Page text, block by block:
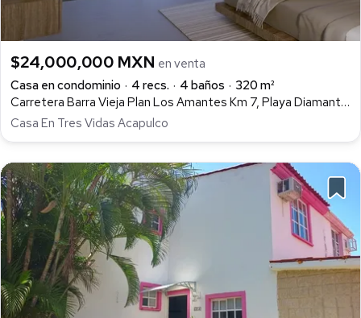
$24,000,000 MXN en venta
Casa en condominio
4 recs. 4 baños
320 m²
Carretera Barra Vieja Plan Los Amantes Km 7, Playa Diamante, Acapulco de Juárez
Casa En Tres Vidas Acapulco